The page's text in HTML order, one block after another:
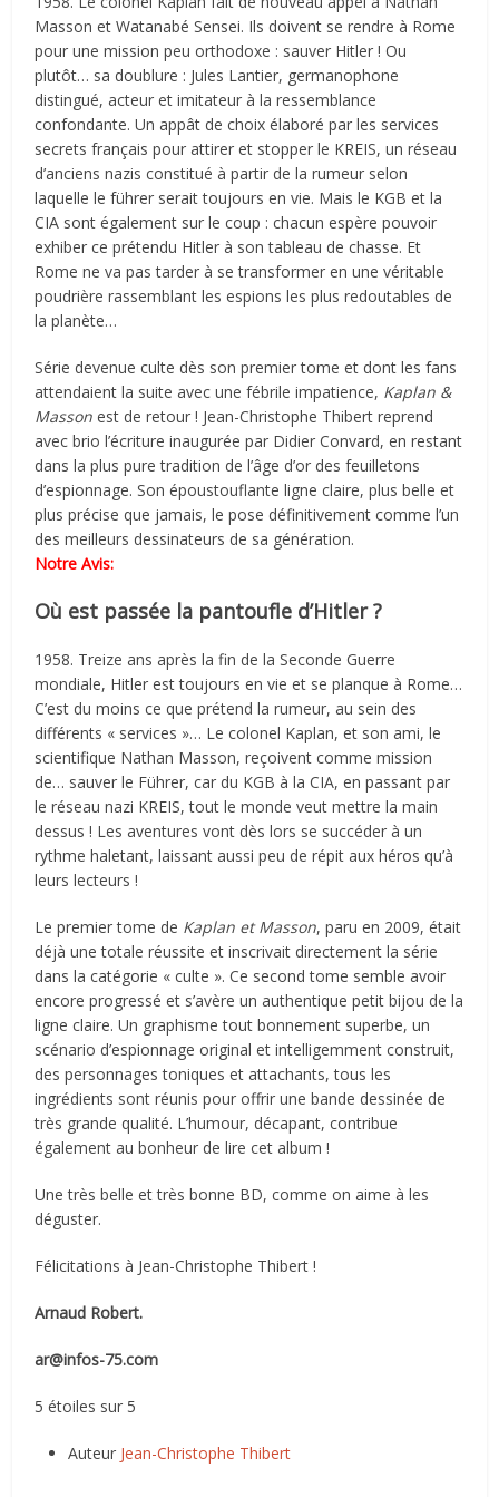
Masson et Watanabé Sensei. Ils doivent se rendre à Rome
pour une mission peu orthodoxe : sauver Hitler ! Ou
plutôt… sa doublure : Jules Lantier, germanophone
distingué, acteur et imitateur à la ressemblance
confondante. Un appât de choix élaboré par les services
secrets français pour attirer et stopper le KREIS, un réseau
d’anciens nazis constitué à partir de la rumeur selon
laquelle le führer serait toujours en vie. Mais le KGB et la
CIA sont également sur le coup : chacun espère pouvoir
exhiber ce prétendu Hitler à son tableau de chasse. Et
Rome ne va pas tarder à se transformer en une véritable
poudrière rassemblant les espions les plus redoutables de
la planète…
Série devenue culte dès son premier tome et dont les fans
attendaient la suite avec une fébrile impatience, Kaplan &
Masson est de retour ! Jean-Christophe Thibert reprend
avec brio l’écriture inaugurée par Didier Convard, en restant
dans la plus pure tradition de l’âge d’or des feuilletons
d’espionnage. Son époustouflante ligne claire, plus belle et
plus précise que jamais, le pose définitivement comme l’un
des meilleurs dessinateurs de sa génération.
Notre Avis:
Où est passée la pantoufle d’Hitler ?
1958. Treize ans après la fin de la Seconde Guerre
mondiale, Hitler est toujours en vie et se planque à Rome…
C’est du moins ce que prétend la rumeur, au sein des
différents « services »… Le colonel Kaplan, et son ami, le
scientifique Nathan Masson, reçoivent comme mission
de… sauver le Führer, car du KGB à la CIA, en passant par
le réseau nazi KREIS, tout le monde veut mettre la main
dessus ! Les aventures vont dès lors se succéder à un
rythme haletant, laissant aussi peu de répit aux héros qu’à
leurs lecteurs !
Le premier tome de Kaplan et Masson, paru en 2009, était
déjà une totale réussite et inscrivait directement la série
dans la catégorie « culte ». Ce second tome semble avoir
encore progressé et s’avère un authentique petit bijou de la
ligne claire. Un graphisme tout bonnement superbe, un
scénario d’espionnage original et intelligemment construit,
des personnages toniques et attachants, tous les
ingrédients sont réunis pour offrir une bande dessinée de
très grande qualité. L’humour, décapant, contribue
également au bonheur de lire cet album !
Une très belle et très bonne BD, comme on aime à les
déguster.
Félicitations à Jean-Christophe Thibert !
Arnaud Robert.
ar@infos-75.com
5 étoiles sur 5
Auteur Jean-Christophe Thibert